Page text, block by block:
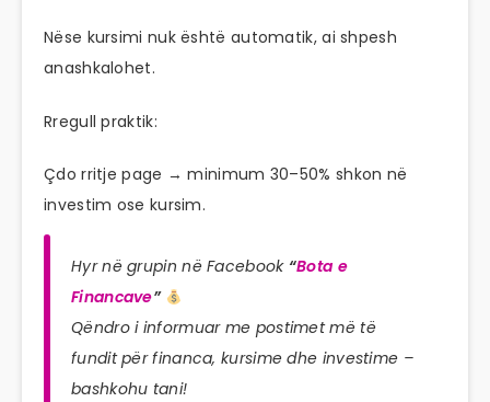
Nëse kursimi nuk është automatik, ai shpesh
anashkalohet.
Rregull praktik:
Çdo rritje page → minimum 30–50% shkon në
investim ose kursim.
Hyr në grupin në Facebook “Bota e
Financave”
Qëndro i informuar me postimet më të
fundit për financa, kursime dhe investime –
bashkohu tani!